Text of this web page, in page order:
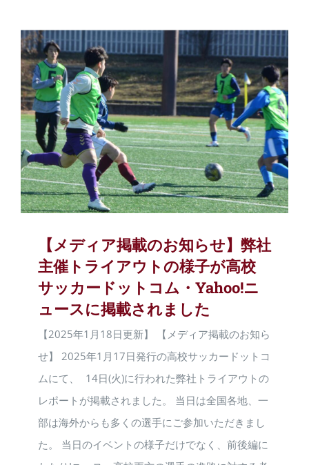
【メディア掲載のお知らせ】弊社
主催トライアウトの様子が高校
サッカードットコム・Yahoo!ニ
ュースに掲載されました
【2025年1月18日更新】 【メディア掲載のお知ら
せ】 2025年1月17日発行の高校サッカードットコ
ムにて、 14日(火)に行われた弊社トライアウトの
レポートが掲載されました。 当日は全国各地、一
部は海外からも多くの選手にご参加いただきまし
た。 当日のイベントの様子だけでなく、前後編に